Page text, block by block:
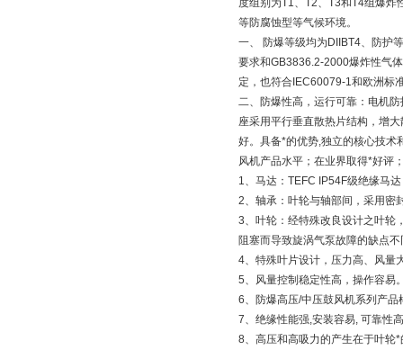
度组别为T1、T2、T3和T4组爆炸
等防腐蚀型等气候环境。
一、 防爆等级均为DIIBT4、防护
要求和GB3836.2-2000爆炸性气
定，也符合IEC60079-1和欧洲
二、防爆性高，运行可靠：电机
座采用平行垂直散热片结构，增
好。具备*的优势,独立的核心技术
风机产品水平；在业界取得*好评
1、马达：TEFC IP54F级绝缘马
2、轴承：叶轮与轴部间，采用密
3、叶轮：经特殊改良设计之叶轮
阻塞而导致旋涡气泵故障的缺点不
4、特殊叶片设计，压力高、风量
5、风量控制稳定性高，操作容易
6、防爆高压/中压鼓风机系列产品
7、绝缘性能强,安装容易, 可靠性
8、高压和高吸力的产生在于叶轮